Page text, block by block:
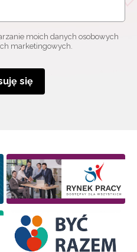
moich danych osobowych
marketingowych.
się
moich danych
marketingowych.